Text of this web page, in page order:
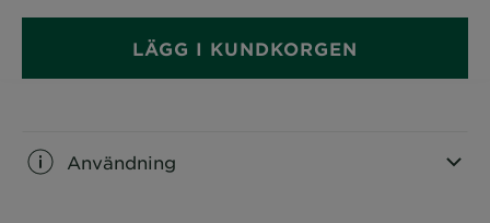
LÄGG I KUNDKORGEN
Användning